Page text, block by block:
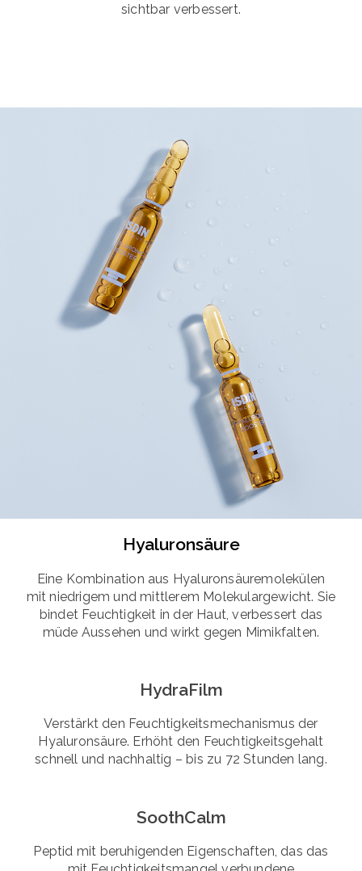
sichtbar verbessert.
Hyaluronsäure
Eine Kombination aus Hyaluronsäuremolekülen
mit niedrigem und mittlerem Molekulargewicht. Sie
bindet Feuchtigkeit in der Haut, verbessert das
müde Aussehen und wirkt gegen Mimikfalten.
HydraFilm
Verstärkt den Feuchtigkeitsmechanismus der
Hyaluronsäure. Erhöht den Feuchtigkeitsgehalt
schnell und nachhaltig – bis zu 72 Stunden lang.
SoothCalm
Peptid mit beruhigenden Eigenschaften, das das